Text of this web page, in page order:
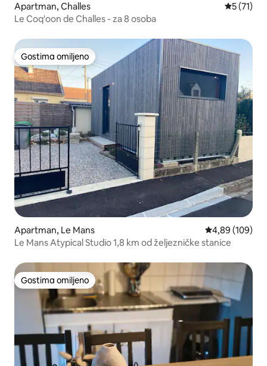
Apartman, Challes Prosečna
5 (71)
Le Coq'oon de Challes - za 8 osoba
Gostima omiljeno
Gostima omiljeno
Apartman, Le Mans Prosečna
4,89 (109)
Le Mans Atypical Studio 1,8 km od željezničke stanice
Gostima omiljeno
Gostima omiljeno